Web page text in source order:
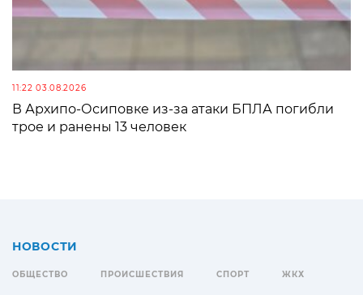
11:22 03.08.2026
В Архипо-Осиповке из-за атаки БПЛА погибли
трое и ранены 13 человек
НОВОСТИ
ОБЩЕСТВО ПРОИСШЕСТВИЯ СПОРТ ЖКХ